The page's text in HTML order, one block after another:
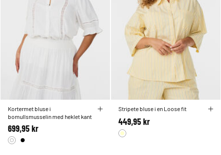
Kortermet bluse i
bomullsmusselin med heklet kant
699,95 kr
Stripete bluse i en Loose fit
449,95 kr